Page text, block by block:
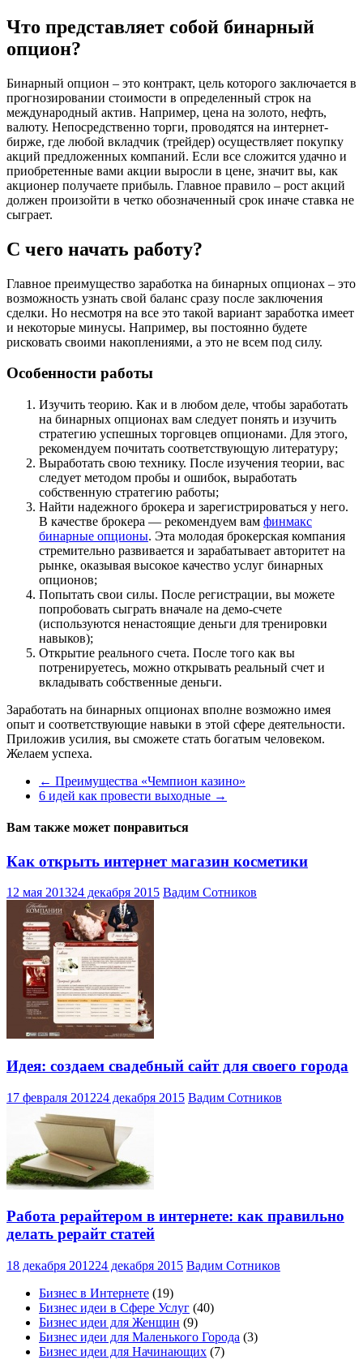
Что представляет собой бинарный
опцион?
Бинарный опцион – это контракт, цель которого заключается в
прогнозировании стоимости в определенный строк на
международный актив. Например, цена на золото, нефть,
валюту. Непосредственно торги, проводятся на интернет-
бирже, где любой вкладчик (трейдер) осуществляет покупку
акций предложенных компаний. Если все сложится удачно и
приобретенные вами акции выросли в цене, значит вы, как
акционер получаете прибыль. Главное правило – рост акций
должен произойти в четко обозначенный срок иначе ставка не
сыграет.
С чего начать работу?
Главное преимущество заработка на бинарных опционах – это
возможность узнать свой баланс сразу после заключения
сделки. Но несмотря на все это такой вариант заработка имеет
и некоторые минусы. Например, вы постоянно будете
рисковать своими накоплениями, а это не всем под силу.
Особенности работы
Изучить теорию. Как и в любом деле, чтобы заработать
на бинарных опционах вам следует понять и изучить
стратегию успешных торговцев опционами. Для этого,
рекомендуем почитать соответствующую литературу;
Выработать свою технику. После изучения теории, вас
следует методом пробы и ошибок, выработать
собственную стратегию работы;
Найти надежного брокера и зарегистрироваться у него.
В качестве брокера — рекомендуем вам финмакс
бинарные опционы. Эта молодая брокерская компания
стремительно развивается и зарабатывает авторитет на
рынке, оказывая высокое качество услуг бинарных
опционов;
Попытать свои силы. После регистрации, вы можете
попробовать сыграть вначале на демо-счете
(используются ненастоящие деньги для тренировки
навыков);
Открытие реального счета. После того как вы
потренируетесь, можно открывать реальный счет и
вкладывать собственные деньги.
Заработать на бинарных опционах вполне возможно имея
опыт и соответствующие навыки в этой сфере деятельности.
Приложив усилия, вы сможете стать богатым человеком.
Желаем успеха.
← Преимущества «Чемпион казино»
6 идей как провести выходные →
Вам также может понравиться
Как открыть интернет магазин косметики
12 мая 201324 декабря 2015 Вадим Сотников
Идея: создаем свадебный сайт для своего города
17 февраля 201224 декабря 2015 Вадим Сотников
Работа рерайтером в интернете: как правильно
делать рерайт статей
18 декабря 201224 декабря 2015 Вадим Сотников
Бизнес в Интернете (19)
Бизнес идеи в Сфере Услуг (40)
Бизнес идеи для Женщин (9)
Бизнес идеи для Маленького Города (3)
Бизнес идеи для Начинающих (7)